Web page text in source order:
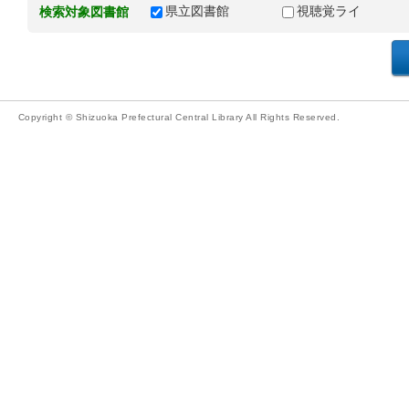
検索対象図書館 県立図書館 視聴覚ライ
Copyright © Shizuoka Prefectural Central Library All Rights Reserved.